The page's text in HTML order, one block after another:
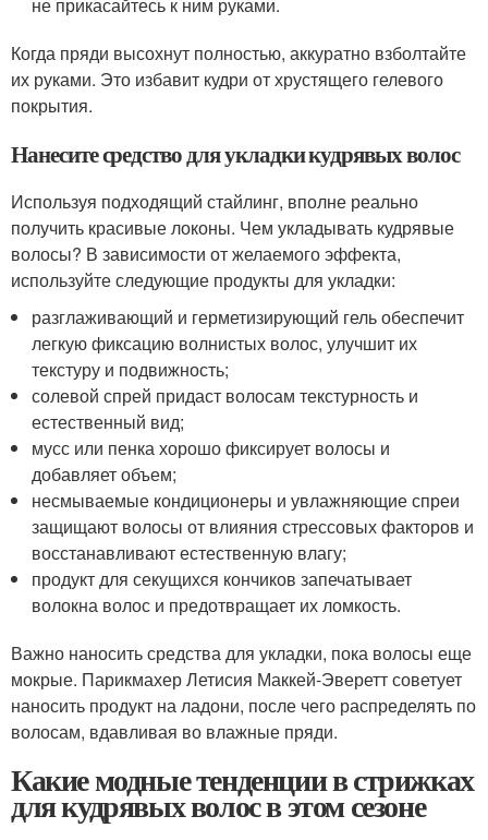
не прикасайтесь к ним руками.
Когда пряди высохнут полностью, аккуратно взболтайте
их руками. Это избавит кудри от хрустящего гелевого
покрытия.
Нанесите средство для укладки кудрявых волос
Используя подходящий стайлинг, вполне реально
получить красивые локоны. Чем укладывать кудрявые
волосы? В зависимости от желаемого эффекта,
используйте следующие продукты для укладки:
разглаживающий и герметизирующий гель обеспечит
легкую фиксацию волнистых волос, улучшит их
текстуру и подвижность;
солевой спрей придаст волосам текстурность и
естественный вид;
мусс или пенка хорошо фиксирует волосы и
добавляет объем;
несмываемые кондиционеры и увлажняющие спреи
защищают волосы от влияния стрессовых факторов и
восстанавливают естественную влагу;
продукт для секущихся кончиков запечатывает
волокна волос и предотвращает их ломкость.
Важно наносить средства для укладки, пока волосы еще
мокрые. Парикмахер Летисия Маккей-Эверетт советует
наносить продукт на ладони, после чего распределять по
волосам, вдавливая во влажные пряди.
Какие модные тенденции в стрижках
для кудрявых волос в этом сезоне